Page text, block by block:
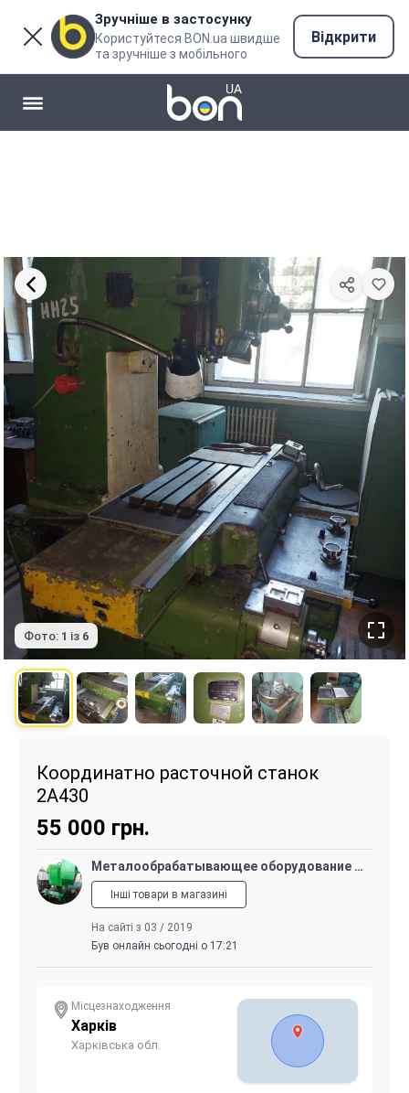
Зручніше в застосунку
Користуйтеся BON.ua швидше
та зручніше з мобільного
Відкрити
Фото: 1 із 6
Координатно расточной станок
2А430
55 000 грн.
Металообрабатывающее оборудование и КПО
Інші товари в магазині
На сайті з 03 / 2019
Був онлайн сьогодні о 17:21
Місцезнаходження
Харків
Харківська обл.